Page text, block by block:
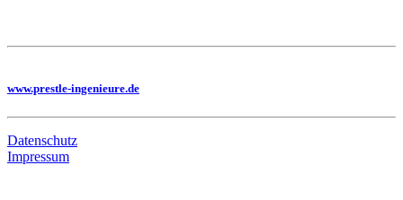
www.prestle-ingenieure.de
Datenschutz
Impressum